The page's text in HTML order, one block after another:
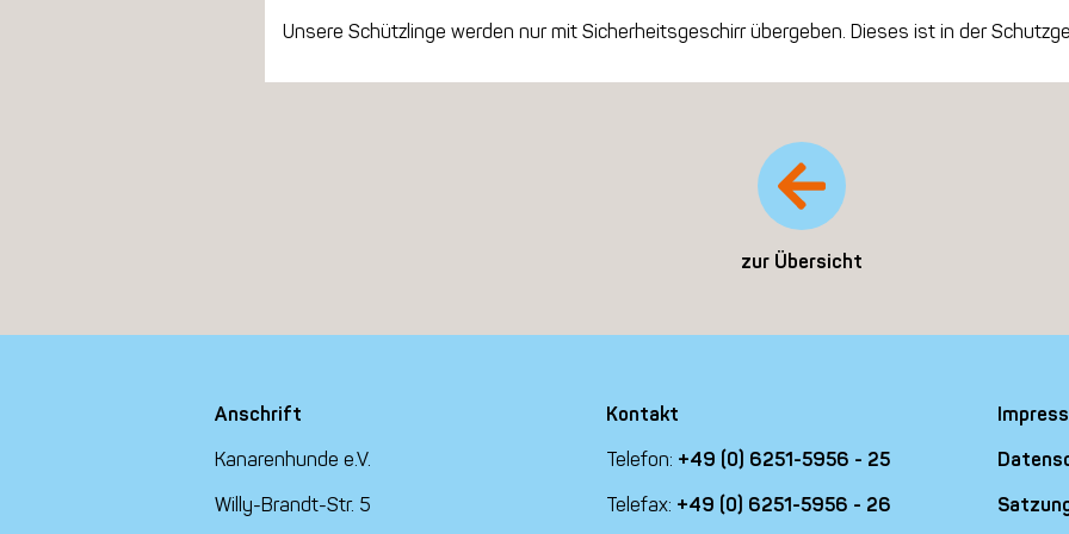
Unsere Schützlinge werden nur mit Sicherheitsgeschirr übergeben. Dieses ist in der
zur Übersicht
Anschrift
Kanarenhunde e.V.
Willy-Brandt-Str. 5
Kontakt
Telefon: +49 (0) 6251-5956 - 25
Telefax: +49 (0) 6251-5956 - 26